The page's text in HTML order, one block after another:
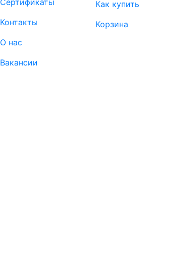
Сертификаты
Контакты
О нас
Вакансии
Как купить
Корзина